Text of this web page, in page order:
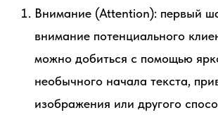
Внимание (Attention): первый
внимание потенциального
можно добиться с помощью
необычного начала текста,
изображения или другого